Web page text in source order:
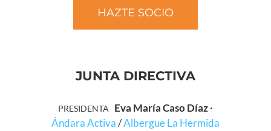
HAZTE SOCIO
JUNTA DIRECTIVA
PRESIDENTA Eva María Caso Díaz·
Ándara Activa/Albergue La Hermida